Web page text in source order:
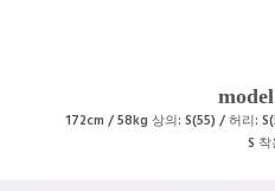
172cm / 58kg 상의: S(55) / 허리:
S 착